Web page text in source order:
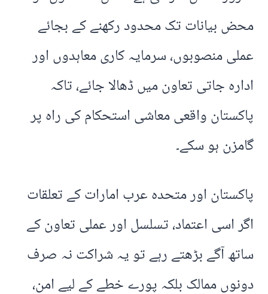
محض بیانات تک محدود رکھنے کے بجائے
عملی منصوبوں، سرمایہ کاری معاہدوں اور
ادارہ جاتی تعاون میں ڈھالا جائے، تاکہ
پاکستان واقعی معاشی استحکام کی راہ پر
گامزن ہو سکے۔
پاکستان اور متحدہ عرب امارات کے تعلقات
اگر اسی اعتماد، تسلسل اور عملی تعاون کے
ساتھ آگے بڑھتے رہے تو یہ شراکت نہ صرف
دونوں ممالک بلکہ پورے خطے کے لیے امن،